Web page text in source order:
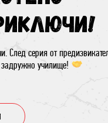
серия от
училище!